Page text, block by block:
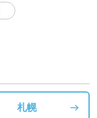
札幌